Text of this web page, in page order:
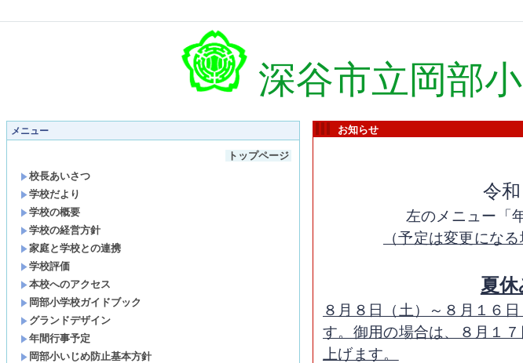
深谷市立岡部
メニュー
トップページ
校長あいさつ
学校だより
学校の概要
学校の経営方針
家庭と学校との連携
学校評価
本校へのアクセス
岡部小学校ガイドブック
グランドデザイン
年間行事予定
岡部小いじめ防止基本方針
お知らせ
令
左のメニュー「
（予定は変更にな
夏
８月８日（土）～８月１６
す。御用の場合は、８月１
上げます。